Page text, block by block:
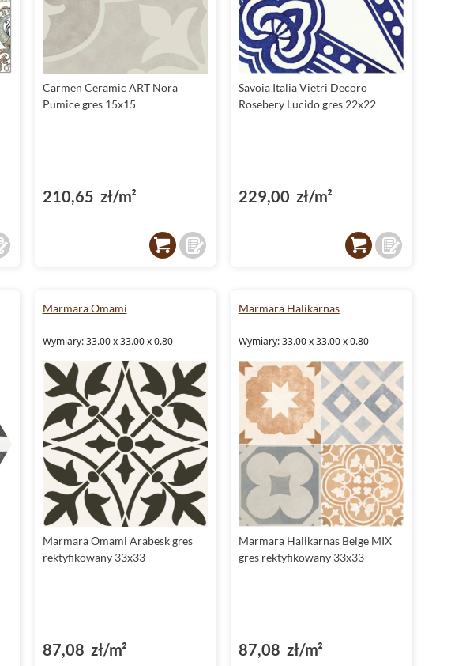
Carmen Ceramic ART Nora
Pumice gres 15x15
210,65 zł/m²
Savoia Italia Vietri Decoro
Rosebery Lucido gres 22x22
229,00 zł/m²
Marmara Omami
Wymiary: 33.00 x 33.00 x 0.80
Marmara Omami Arabesk gres
rektyfikowany 33x33
87,08 zł/m²
Marmara Halikarnas
Wymiary: 33.00 x 33.00 x 0.80
Marmara Halikarnas Beige MIX
gres rektyfikowany 33x33
87,08 zł/m²